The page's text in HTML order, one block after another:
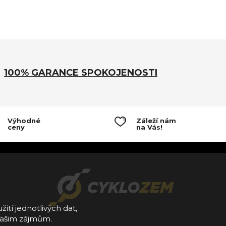
100% GARANCE SPOKOJENOSTI
Výhodné
ceny
Záleží nám
na Vás!
jednotlivých dat,
zájmům.